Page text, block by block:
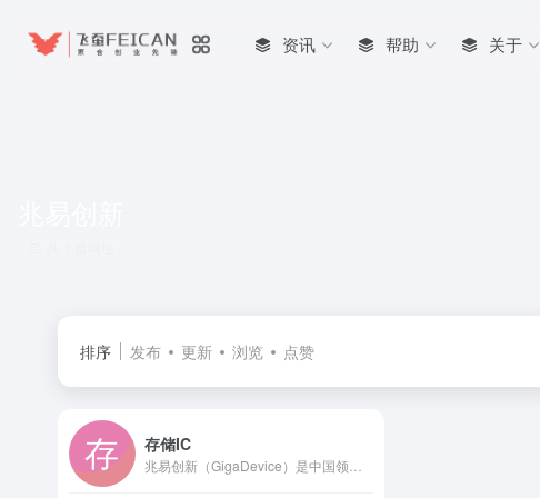
资讯 帮助 关于
排序 发布 更新 浏览 点赞
存储IC